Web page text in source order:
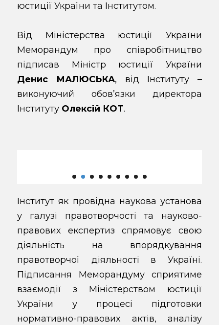
юстиції України та Інститутом.
Від Міністерства юстиції України
Меморандум про співробітництво
підписав Міністр юстиції України
Денис МАЛЮСЬКА, від Інституту –
виконуючий обов’язки директора
Інституту Олексій КОТ.
Інститут як провідна наукова установа
у галузі правотворчості та науково-
правових експертиз спрямовує свою
діяльність на впорядкування
правотворчої діяльності в Україні.
Підписання Меморандуму сприятиме
взаємодії з Міністерством юстиції
України у процесі підготовки
нормативно-правових актів, аналізу